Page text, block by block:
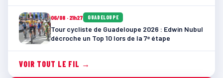
06/08 · 21h27 GUADELOUPE
Tour cycliste de Guadeloupe 2026 : Edwin Nubul
décroche un Top 10 lors de la 7ᵉ étape
VOIR TOUT LE FIL →